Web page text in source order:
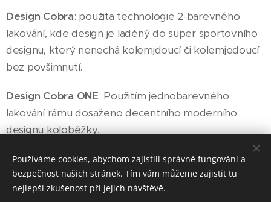
Design Cobra: použita technologie 2-barevného
lakování, kde design je laděný do super sportovního
designu, který nenechá kolemjdoucí či kolemjedoucí
bez povšimnutí.
Design Cobra ONE: Použitím jednobarevného
lakování rámu dosaženo decentního moderního
designu koloběžky.
Používáme cookies, abychom zajistili správné fungování a
bezpečnost našich stránek. Tím vám můžeme zajistit tu
nejlepší zkušenost při jejich návštěvě.